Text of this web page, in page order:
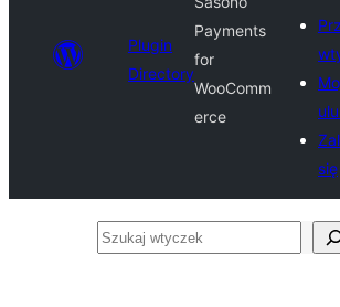
Plugin
Directory
Payments
for
WooComm
erce
się
Szukaj